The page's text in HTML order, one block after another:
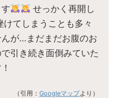
せっかく再開し
てしまうことも多々
が…まだまだお腹のお
引き続き面倒みていた
（引用： Googleマップより）